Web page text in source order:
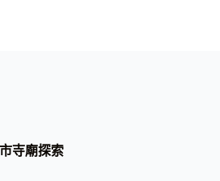
寺廟探索